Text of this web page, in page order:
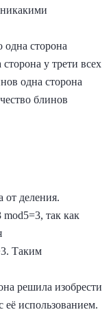
одна сторона
у трети всех
одна сторона
блинов
от деления.
так как
Таким
решила изобрести
её использованием.